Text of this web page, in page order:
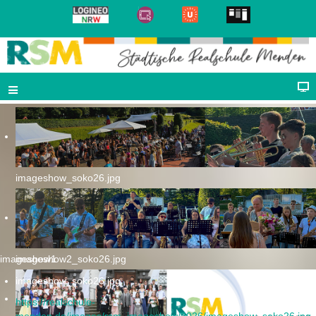
imageshow_soko26.jpg
imageshow2_soko26.jpg
imageshow1
imageshow_soko26.jpg
https://realschule-